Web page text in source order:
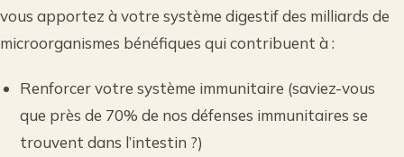
vous apportez à votre système digestif des milliards de
microorganismes bénéfiques qui contribuent à :
Renforcer votre système immunitaire (saviez-vous
que près de 70% de nos défenses immunitaires se
trouvent dans l’intestin ?)